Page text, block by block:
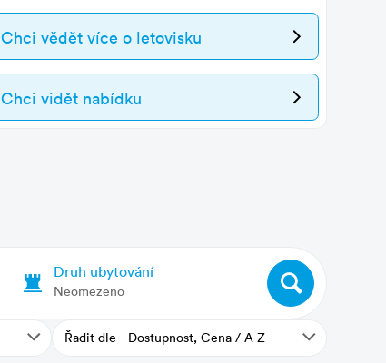
Chci vědět více o letovisku
Chci vidět nabídku
Druh ubytování
Neomezeno
Řadit dle - Dostupnost, Cena / A-Z